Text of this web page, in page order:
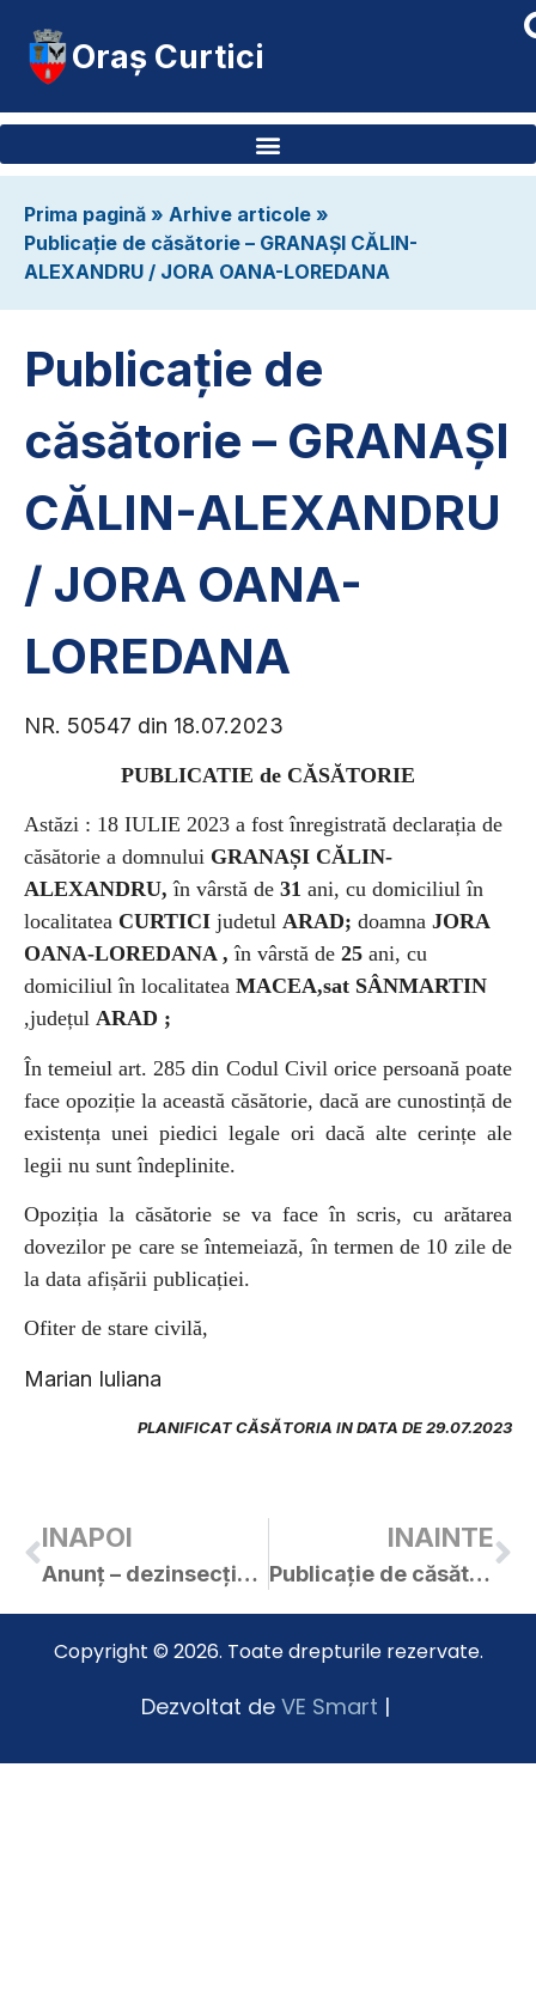
Oraș Curtici
Prima pagină » Arhive articole »
Publicație de căsătorie – GRANAȘI CĂLIN-
ALEXANDRU / JORA OANA-LOREDANA
Publicație de
căsătorie – GRANAȘI
CĂLIN-ALEXANDRU
/ JORA OANA-
LOREDANA
NR. 50547 din 18.07.2023
PUBLICATIE de CĂSĂTORIE
Astăzi : 18 IULIE 2023 a fost înregistrată declarația de
căsătorie a domnului GRANAȘI CĂLIN-
ALEXANDRU,în vârstă de 31 ani, cu domiciliul în
localitatea CURTICI judetul ARAD; doamna JORA
OANA-LOREDANA , în vârstă de 25 ani, cu
domiciliul în localitatea MACEA,sat SÂNMARTIN
,județul ARAD ;
În temeiul art. 285 din Codul Civil orice persoană poate
face opoziție la această căsătorie, dacă are cunostință de
existența unei piedici legale ori dacă alte cerințe ale
legii nu sunt îndeplinite.
Opoziția la căsătorie se va face în scris, cu arătarea
dovezilor pe care se întemeiază, în termen de 10 zile de
la data afișării publicației.
Ofiter de stare civilă,
Marian Iuliana
PLANIFICAT CĂSĂTORIA IN DATA DE 29.07.2023
INAPOI
Anunț – dezinsecție !!!
INAINTE
Publicație de căsătorie – ȚUNĂ SEBASTIAN-EMIL / DÁLNOKI ANDRADA-MONICA
Copyright © 2026. Toate drepturile rezervate.
Dezvoltat de VE Smart |